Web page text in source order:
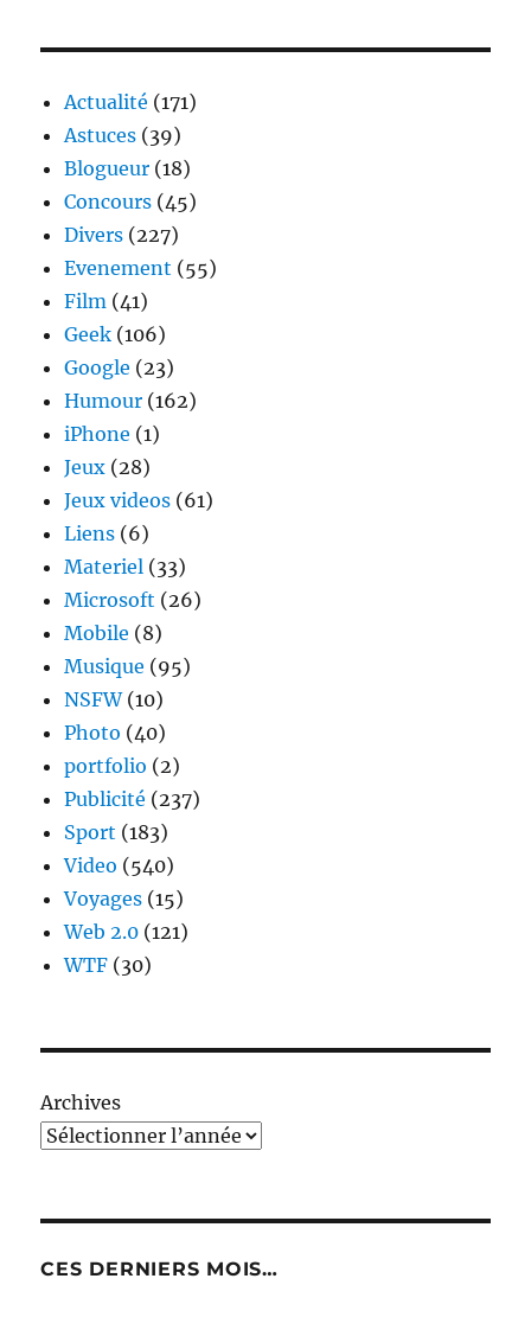
Que
sera
mon
prochain
achat
?
Actualité (171)
Astuces (39)
Blogueur (18)
Concours (45)
Divers (227)
Evenement (55)
Film (41)
Geek (106)
Google (23)
Humour (162)
iPhone (1)
Jeux (28)
Jeux videos (61)
Liens (6)
Materiel (33)
Microsoft (26)
Mobile (8)
Musique (95)
NSFW(10)
Photo (40)
portfolio (2)
Publicité (237)
Sport (183)
Video (540)
Voyages (15)
Web 2.0 (121)
WTF (30)
Archives
CES DERNIERS MOIS…